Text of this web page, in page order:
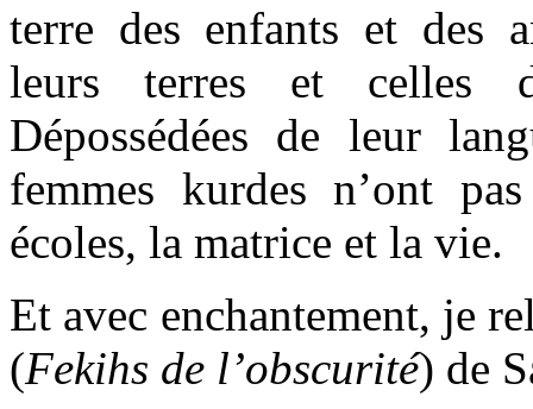
terre des enfants et des
leurs terres et celles
Dépossédées de leur
femmes kurdes n’ont
écoles, la matrice et la vie.
Et avec enchantement, je
(Fekihs de l’obscurité) de